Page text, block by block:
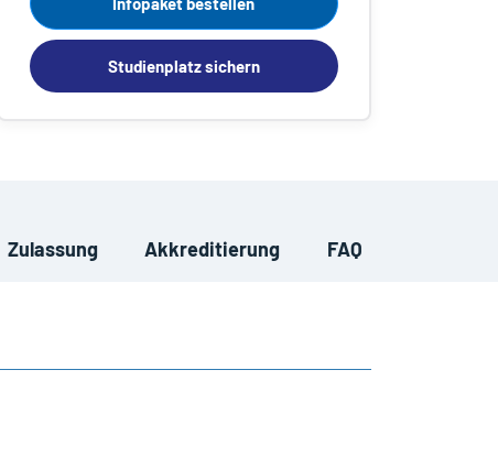
Studienplatz sichern
Zulassung Akkreditierung FAQ